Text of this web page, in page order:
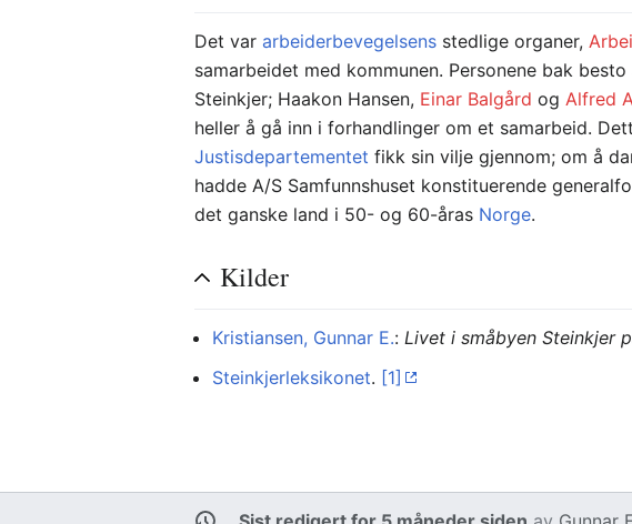
Det vararbeiderbevegelsens stedlige organer,
samarbeidet med kommunen. Personene bak
Steinkjer; Haakon Hansen, Einar Balgård ogAlfred
heller å gå inn i forhandlinger om et samarbeid.
Justisdepartementet fikk sin vilje gjennom; om å
hadde A/S Samfunnshuset konstituerende
det ganske land i 50- og 60-åras Norge.
Kilder
Kristiansen, Gunnar E.:Livet i småbyen Steinkjer
Steinkjerleksikonet. [1]